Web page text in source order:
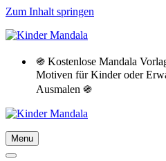
Zum Inhalt springen
֍ Kostenlose Mandala
Motiven für Kinder oder
Ausmalen ֍
Menu
Navigationsmenü